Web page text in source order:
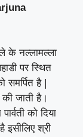
के नल्लामल्ला
पर स्थित
समर्पित है |
जाती है।
को दिया
इसीलिए श्री